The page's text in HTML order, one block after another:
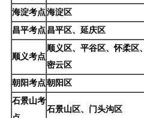
海淀考点海淀区
昌平考点 昌平区、延庆区
顺义考点
顺义区、平谷区、怀柔区、
密云区
朝阳考点朝阳区
石景山考
石景山区、门头沟区